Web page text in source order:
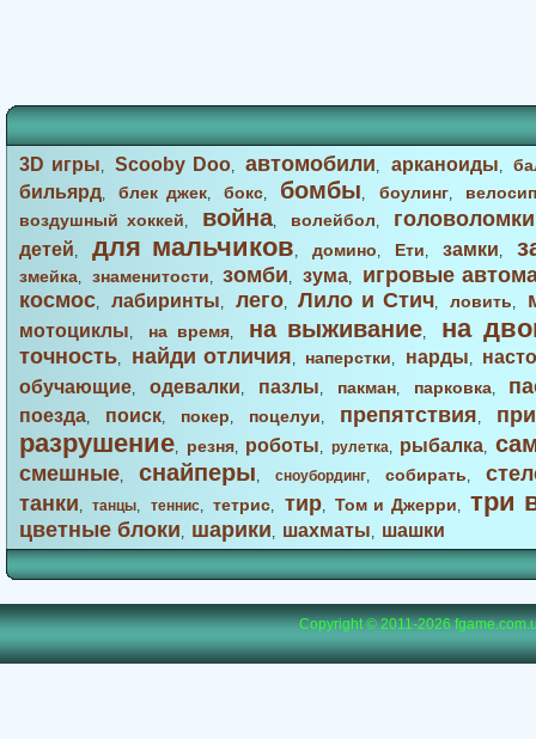
3D игры,Scooby Doo,автомобили, арканоиды,
бильярд,блек джек,бокс, бомбы, боулинг,
воздушный хоккей, война, волейбол, головоломки
детей, для мальчиков, домино, Ети, замки,
змейка, знаменитости,зомби, зума,
игровые
космос, лабиринты, лего,Лило и Стич,ловить,
мотоциклы, на время, на выживание, на
точность, найди отличия, наперстки, нарды,
обучающие, одевалки, пазлы, пакман, парковка,
поезда, поиск, покер, поцелуи, препятствия,
разрушение, резня, роботы, рулетка, рыбалка,
смешные, снайперы, сноубординг, собирать,
танки,танцы, теннис,тетрис, тир,Том и Джерри, три
цветные блоки, шарики, шахматы, шашки
Copyright © 2011-2026